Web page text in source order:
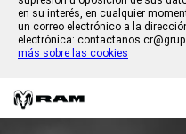
en su interés, en cualquier
un correo electrónico a la
electrónica:
más sobre las cookies